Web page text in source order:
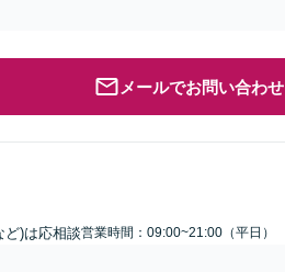
メールでお問い合わせ
ど)は応相談営業時間：09:00~21:00（平日）